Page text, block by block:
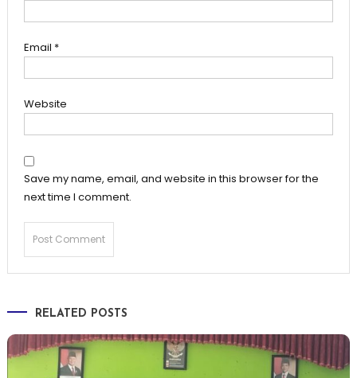
Email *
Website
Save my name, email, and website in this browser for the
next time I comment.
RELATED POSTS